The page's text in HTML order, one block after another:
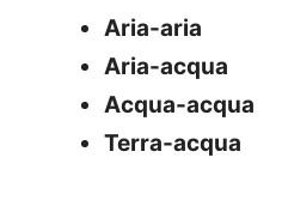
Aria-aria
Aria-acqua
Acqua-acqua
Terra-acqua